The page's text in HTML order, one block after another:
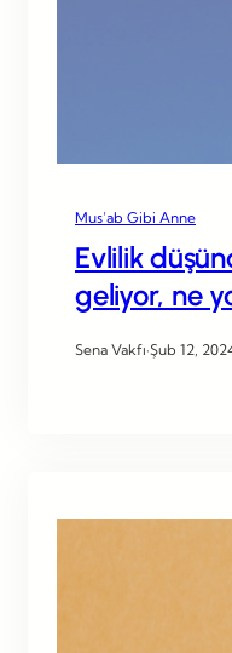
Mus’ab Gibi Anne
Evlilik
geliyor, ne
Sena Vakfı·Şub 12,